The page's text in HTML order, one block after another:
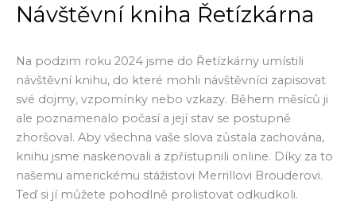
ptáče
setkání
Václavem
Marhoulem
Návštěvní kniha Řetízkárna
Na podzim roku 2024 jsme do Řetízkárny umístili
návštěvní knihu, do které mohli návštěvníci zapisovat
své dojmy, vzpomínky nebo vzkazy. Během měsíců ji
ale poznamenalo počasí a její stav se postupně
zhoršoval. Aby všechna vaše slova zůstala zachována,
knihu jsme naskenovali a zpřístupnili online. Díky za to
našemu americkému stážistovi Merrillovi Brouderovi.
Teď si jí můžete pohodlně prolistovat odkudkoli.